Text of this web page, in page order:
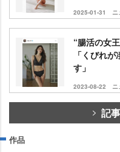
2025-01-31 ニ
“腸活の女
「くびれ
す」
2023-08-22 ニ
記
作品